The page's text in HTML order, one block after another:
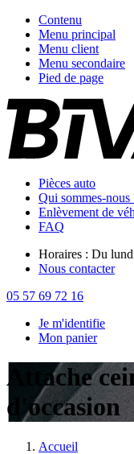
Contenu
Menu principal
Menu client
Menu secondaire
Pied de page
Pièces auto
Qui sommes-nous
Enlèvement de
FAQ
Horaires : Du
Nous contacter
05 57 69 72 16
Je m'identifie
Mon panier
Attache
d'occasion
Accueil